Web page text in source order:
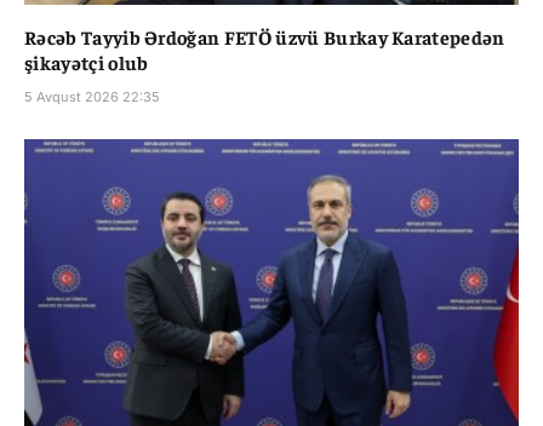
Rəcəb Tayyib Ərdoğan FETÖ üzvü Burkay Karatepedən
şikayətçi olub
5 Avqust 2026 22:35